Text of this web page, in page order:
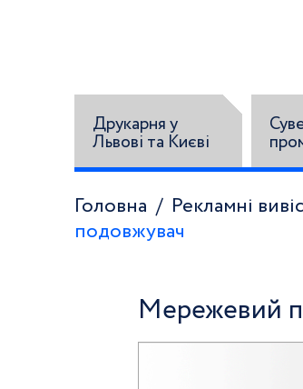
Друкарня у
Львові та Києві
Головна Рекламні
подовжувач
Мережевий